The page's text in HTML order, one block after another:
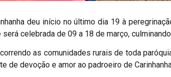
deu início no último dia 19 à
celebrada de 09 a 18 de março,
as comunidades rurais de toda
de devoção e amor ao padroeiro de